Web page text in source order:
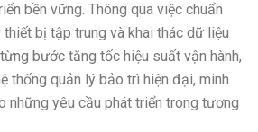
bền vững. Thông qua việc chuẩn
thiết bị tập trung và khai thác dữ liệu
bước tăng tốc hiệu suất vận hành,
thống quản lý bảo trì hiện đại, minh
những yêu cầu phát triển trong tương